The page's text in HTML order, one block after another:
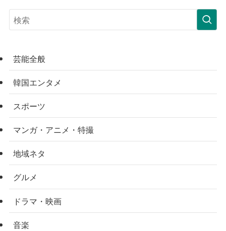
芸能全般
韓国エンタメ
スポーツ
マンガ・アニメ・特撮
地域ネタ
グルメ
ドラマ・映画
音楽